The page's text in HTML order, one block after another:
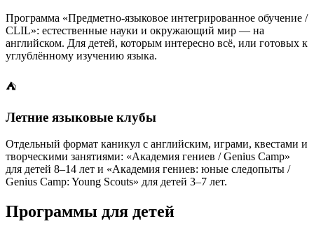
Программа «Предметно-языковое интегрированное обучение /
CLIL»: естественные науки и окружающий мир — на
английском. Для детей, которым интересно всё, или готовых к
углублённому изучению языка.
⛺
Летние языковые клубы
Отдельный формат каникул с английским, играми, квестами и
творческими занятиями: «Академия гениев / Genius Camp»
для детей 8–14 лет и «Академия гениев: юные следопыты /
Genius Camp: Young Scouts» для детей 3–7 лет.
Программы для детей